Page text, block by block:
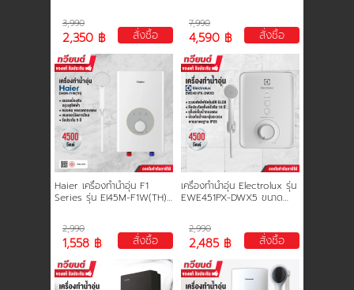
3,990
2,350 ฿ สั่งซื้อ
5 ปี
7,990
4,590 ฿ สั่งซื้อ
Haier เครื่องทำน้ำอุ่น F1
Series รุ่น EI45M-F1W(TH)
2,990
1,558 ฿ สั่งซื้อ
เครื่องทำน้ำอุ่น Electrolux รุ่น
EWE451PX-DWX5 ขนาด
2,990
2,485 ฿ สั่งซื้อ
ข้อกำหนดและเงื่อนไข
นโยบายความเป็นส่วนตัว